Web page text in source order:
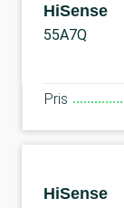
HiSense
55A7Q
Pris
HiSense